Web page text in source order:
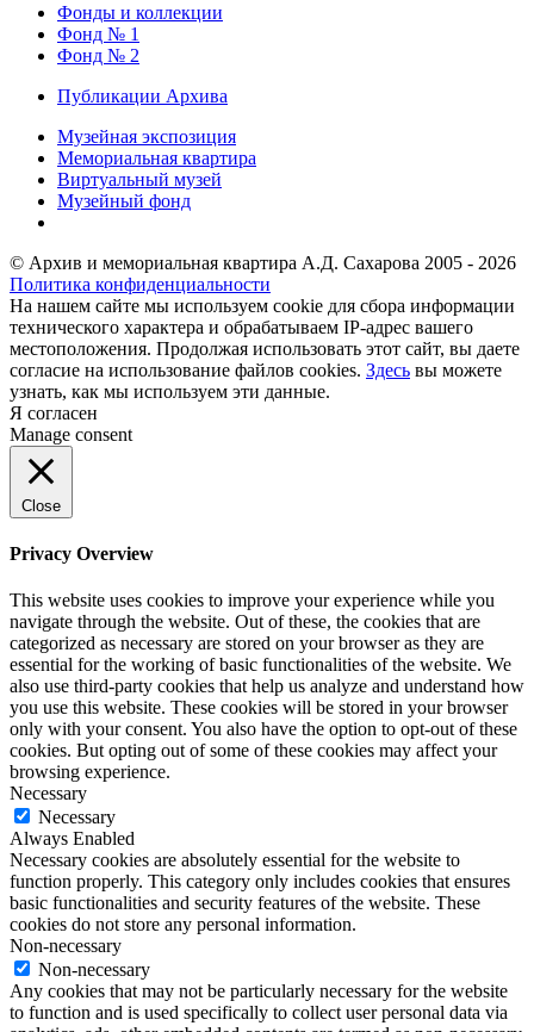
Фонды и коллекции
Фонд № 1
Фонд № 2
Публикации Архива
Музейная экспозиция
Мемориальная квартира
Виртуальный музей
Музейный фонд
© Архив и мемориальная квартира А.Д. Сахарова 2005 - 2026
Политика конфиденциальности
На нашем сайте мы используем cookie для сбора информации
технического характера и обрабатываем IP-адрес вашего
местоположения. Продолжая использовать этот сайт, вы даете
согласие на использование файлов cookies. Здесь вы можете
узнать, как мы используем эти данные.
Я согласен
Manage consent
Close
Privacy Overview
This website uses cookies to improve your experience while you
navigate through the website. Out of these, the cookies that are
categorized as necessary are stored on your browser as they are
essential for the working of basic functionalities of the website. We
also use third-party cookies that help us analyze and understand how
you use this website. These cookies will be stored in your browser
only with your consent. You also have the option to opt-out of these
cookies. But opting out of some of these cookies may affect your
browsing experience.
Necessary
Necessary
Always Enabled
Necessary cookies are absolutely essential for the website to
function properly. This category only includes cookies that ensures
basic functionalities and security features of the website. These
cookies do not store any personal information.
Non-necessary
Non-necessary
Any cookies that may not be particularly necessary for the website
to function and is used specifically to collect user personal data via